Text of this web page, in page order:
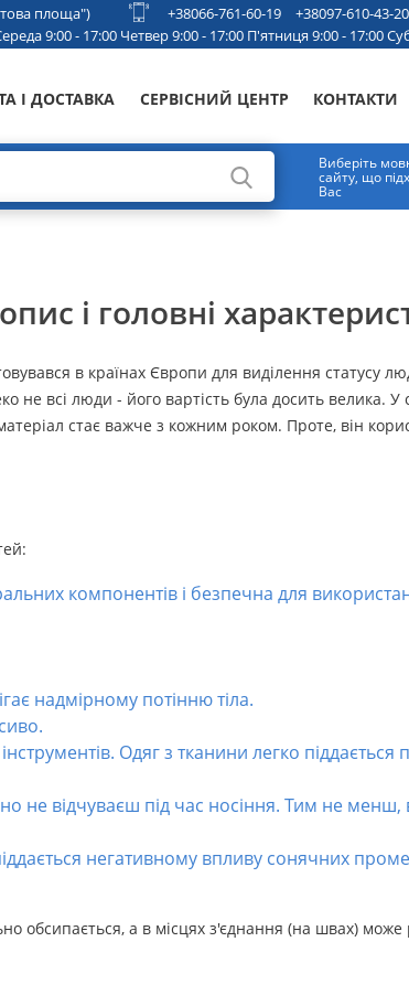
площа") +38066-761-60-19 +38097-610-43-20
9:00 - 17:00 Четвер 9:00 - 17:00 П'ятниця 9:00 - 17:00
І ДОСТАВКА СЕРВІСНИЙ ЦЕНТР КОНТАКТИ
Виберіть
сайту, що
Вас
і головні
в країнах Європи для виділення статусу
не всі люди - його вартість була досить велика. У
стає важче з кожним роком. Проте, він
компонентів і безпечна для
надмірному потінню тіла.
Одяг з тканини легко піддається
не відчуваєш під час носіння. Тим не менш,
негативному впливу сонячних
обсипається, а в місцях з'єднання (на швах) може